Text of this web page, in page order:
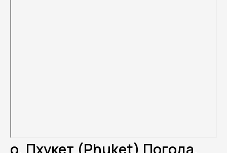
о. Пхукет (Phuket) Погода.